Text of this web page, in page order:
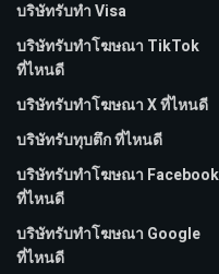
บริษัทรับทำ Visa
บริษัทรับทำโฆษณา TikTok
ที่ไหนดี
บริษัทรับทำโฆษณา X ที่ไหนดี
บริษัทรับทุบตึก ที่ไหนดี
บริษัทรับทําโฆษณา Facebook
ที่ไหนดี
บริษัทรับทําโฆษณา Google
ที่ไหนดี